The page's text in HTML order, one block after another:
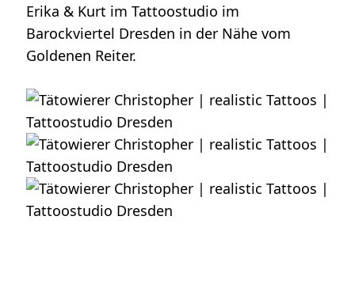
Erika & Kurt im Tattoostudio im
Barockviertel Dresden in der Nähe vom
Goldenen Reiter.